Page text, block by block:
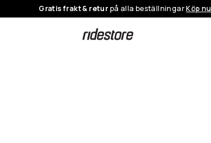
Gratis frakt & returpå alla beställningarKöp nu